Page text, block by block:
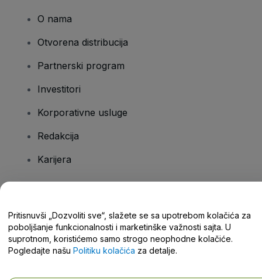
O nama
Otvorena distribucija
Partnerski program
Investitori
Korporativne usluge
Redakcija
Karijera
Centar za pomoć / Kontaktirajte nas
Pritisnuvši „Dozvoliti sve“, slažete se sa upotrebom kolačića za
poboljšanje funkcionalnosti i marketinške važnosti sajta. U
suprotnom, koristićemo samo strogo neophodne kolačiće.
Pogledajte našu Politiku kolačića za detalje.